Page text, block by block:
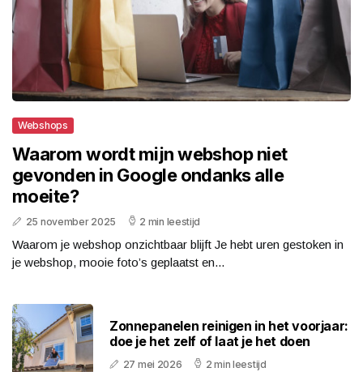
Webshops
Waarom wordt mijn webshop niet
gevonden in Google ondanks alle
moeite?
25 november 2025 2 min leestijd
Waarom je webshop onzichtbaar blijft Je hebt uren gestoken in
je webshop, mooie foto’s geplaatst en...
Zonnepanelen reinigen in het voorjaar:
doe je het zelf of laat je het doen
27 mei 2026 2 min leestijd